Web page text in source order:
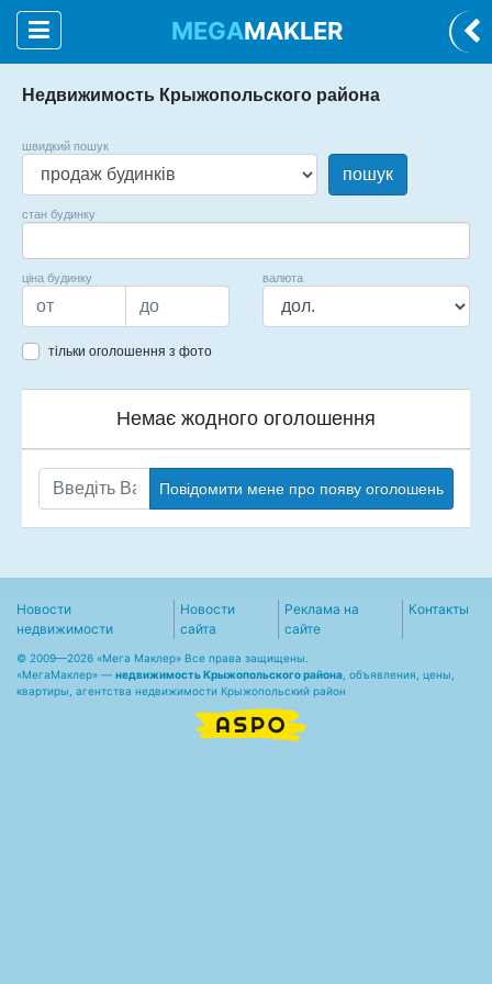
MEGAMAKLER
Недвижимость Крыжопольского района
швидкий пошук
пошук
стан будинку
ціна будинку валюта
тільки оголошення з фото
Немає жодного оголошення
Повідомити мене про появу оголошень
Новости
недвижимости
Новости
сайта
Реклама на
сайте
Контакты
© 2009—2026 «Мега Маклер» Все права защищены.
«МегаМаклер» — недвижимость Крыжопольского района , объявления, цены,
квартиры, агентства недвижимости Крыжопольский район